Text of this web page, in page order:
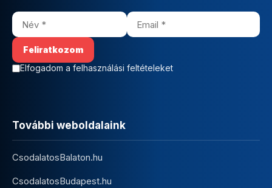
Elfogadom a felhasználási feltételeket
További weboldalaink
CsodalatosBalaton.hu
CsodalatosBudapest.hu